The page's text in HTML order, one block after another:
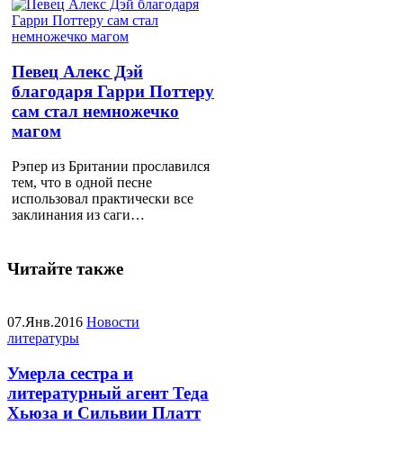
Певец Алекс Дэй
благодаря Гарри Поттеру
сам стал немножечко
магом
Рэпер из Британии прославился
тем, что в одной песне
использовал практически все
заклинания из саги…
Читайте также
07.Янв.2016 Новости
литературы
Умерла сестра и
литературный агент Теда
Хьюза и Сильвии Платт